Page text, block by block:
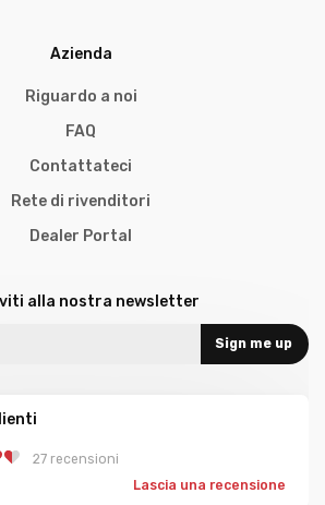
Azienda
Riguardo a noi
FAQ
Contattateci
Rete di rivenditori
Dealer Portal
alla nostra newsletter
Sign me up
27 recensioni
Lascia una recensione